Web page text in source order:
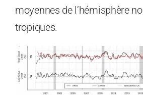
moyennes de l’hémisphère
tropiques.